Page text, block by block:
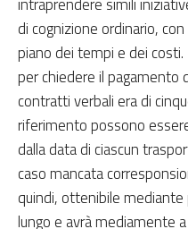
di cognizione ordinario,
piano dei tempi e dei
per chiedere il pagamento
contratti verbali era di
riferimento possono
dalla data di ciascun
caso mancata
quindi, ottenibile
lungo e avrà mediamente